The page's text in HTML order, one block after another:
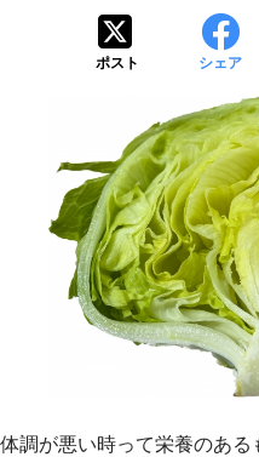
ポスト シェア
体調が悪い時って栄養のある